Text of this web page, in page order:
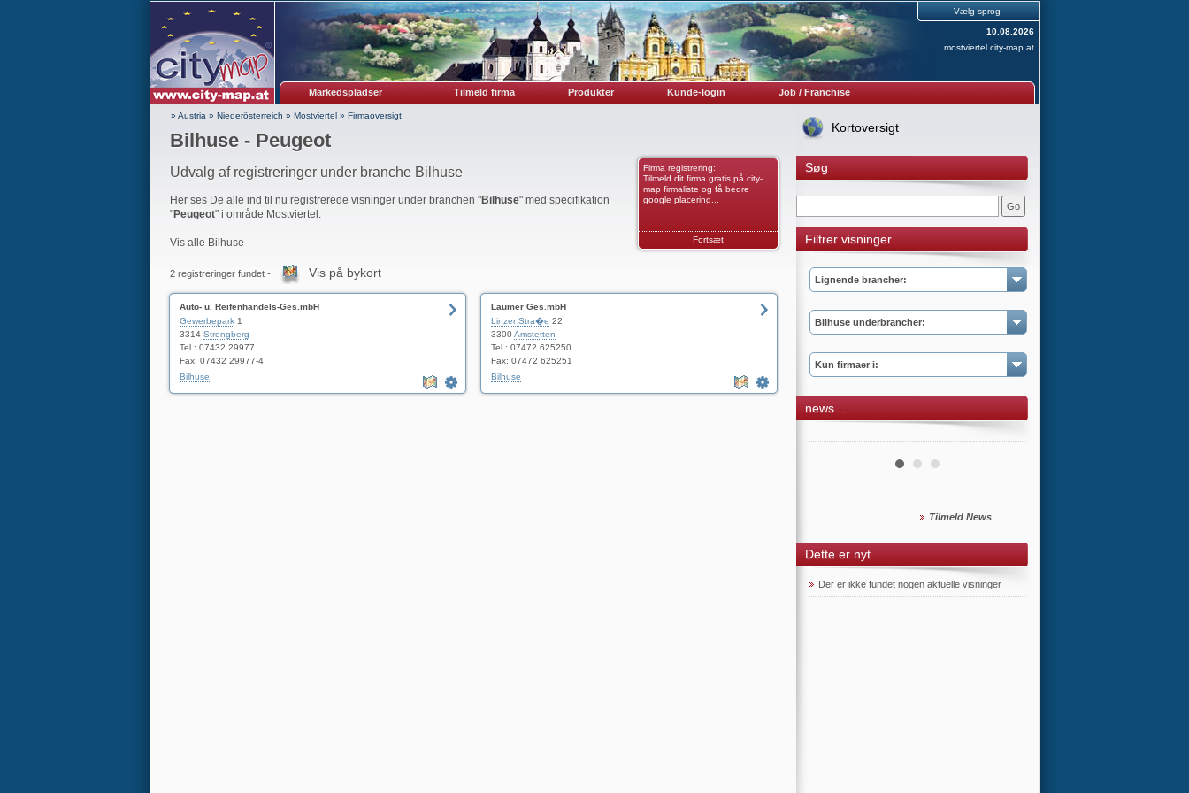
Vælg sprog
10.08.2026
mostviertel.city-map.at
Markedspladser Tilmeld firma Produkter Kunde-login Job / Franchise
» Austria » Niederösterreich » Mostviertel» Firmaoversigt
Bilhuse - Peugeot
Udvalg af registreringer under branche Bilhuse
Firma registrering:
Tilmeld dit firma gratis på city-
map firmaliste og få bedre
google placering...
Fortsæt
Her ses De alle ind til nu registrerede visninger under branchen "Bilhuse" med specifikation
"Peugeot" i område Mostviertel.
Vis alle Bilhuse
2 registreringer fundet - Vis på bykort
Auto- u. Reifenhandels-Ges.mbH
Gewerbepark1
3314 Strengberg
Tel.: 07432 29977
Fax: 07432 29977-4
Bilhuse
Laumer Ges.mbH
Linzer Stra�e 22
3300Amstetten
Tel.: 07472 625250
Fax: 07472 625251
Bilhuse
Kortoversigt
Søg
Filtrer visninger
Lignende brancher:
Bilhuse underbrancher:
Kun firmaer i:
news …
Tilmeld News
Dette er nyt
Der er ikke fundet nogen aktuelle visninger